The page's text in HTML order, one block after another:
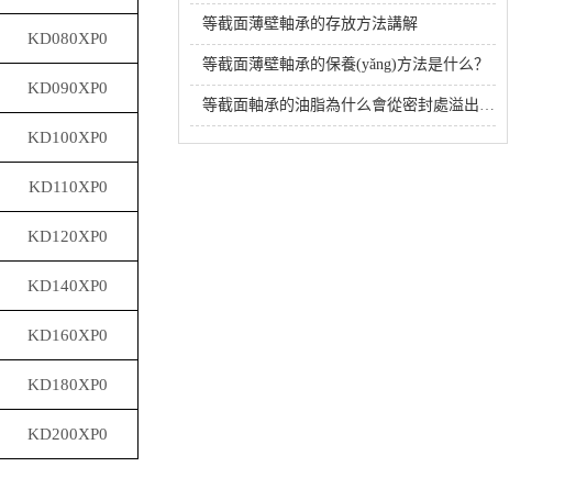
KD080XP0
KD090XP0
KD100XP0
KD110XP0
KD120XP0
KD140XP0
KD160XP0
KD180XP0
KD200XP0
等截面薄壁軸承的存放方法講解
等截面薄壁軸承的保養(yǎng)方法是什么？